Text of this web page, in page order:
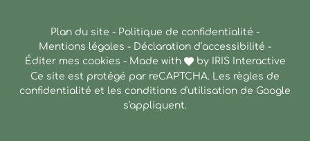
Plan du site - Politique de confidentialité -
Mentions légales - Déclaration d’accessibilité -
Éditer mes cookies - Made with by
IRIS Interactive
Ce site est protégé par reCAPTCHA. Les règles de
confidentialité et les conditions d'utilisation de Google
s'appliquent.